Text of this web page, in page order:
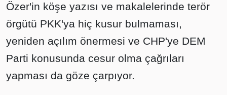
Özer'in köşe yazısı ve makalelerinde terör
örgütü PKK'ya hiç kusur bulmaması,
yeniden açılım önermesi ve CHP'ye DEM
Parti konusunda cesur olma çağrıları
yapması da göze çarpıyor.